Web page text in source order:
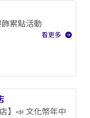
累點活動
看更多
文化幣年中